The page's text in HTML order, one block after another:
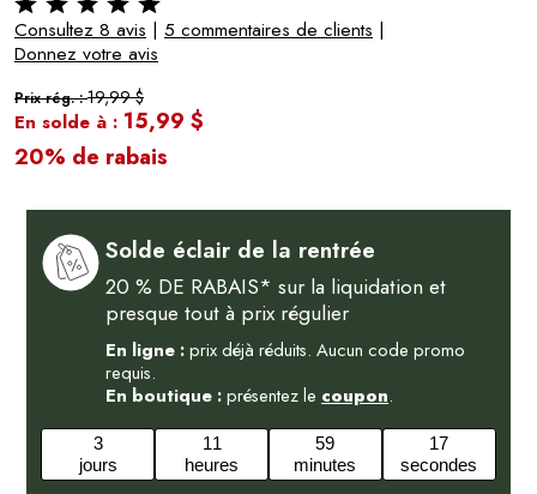
Consultez 8 avis | 5 commentaires de clients |
Donnez votre avis
Prix rég. :19,99 $
En solde à : 15,99 $
20% de rabais
Solde éclair de la rentrée
20 % DE RABAIS* sur la liquidation et
presque tout à prix régulier
En ligne :prix déjà réduits. Aucun code promo
requis.
En boutique :présentez le coupon.
3
jours
11
heures
59
minutes
16
secondes